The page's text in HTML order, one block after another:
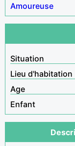
Amoureuse
Situation
Lieu d'habitation
Age
Enfant